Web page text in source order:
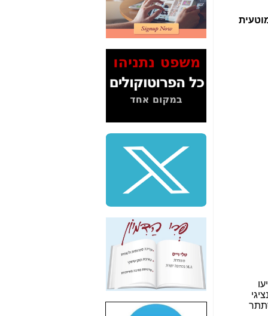
2" על תעלולי השר
משה כחלון -כאן
הסלולר" ואיך מסרסים
את הנתונים לציבור -
כאן
סיכום ביקור בסיליקון
שלמה פילבר (עד
לאחרונה מנכ"ל משרד
התקשורת) - עד
מדינה? הצחקתם
אותי! -
"יש אפליה בחקירה"?
חשיפה: למה השר
משה כחלון לא נחקר
עד היום? -
כאן
הדומה לזו של "תיק
4000" אך בתחום
הסלולר -